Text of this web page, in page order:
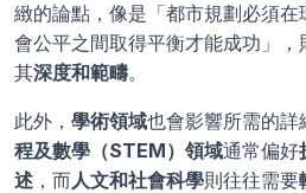
緻的論點，像是「都市規劃必須
會公平之間取得平衡才能成功」
其深度和範疇。
此外， 學術領域也會影響所需的詳
程及數學（STEM）領域通常偏好
述 ，而人文和社會科學則往往需要